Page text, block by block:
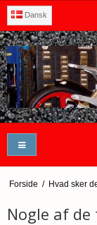
Dansk
Forside / Hvad sker
Nogle af